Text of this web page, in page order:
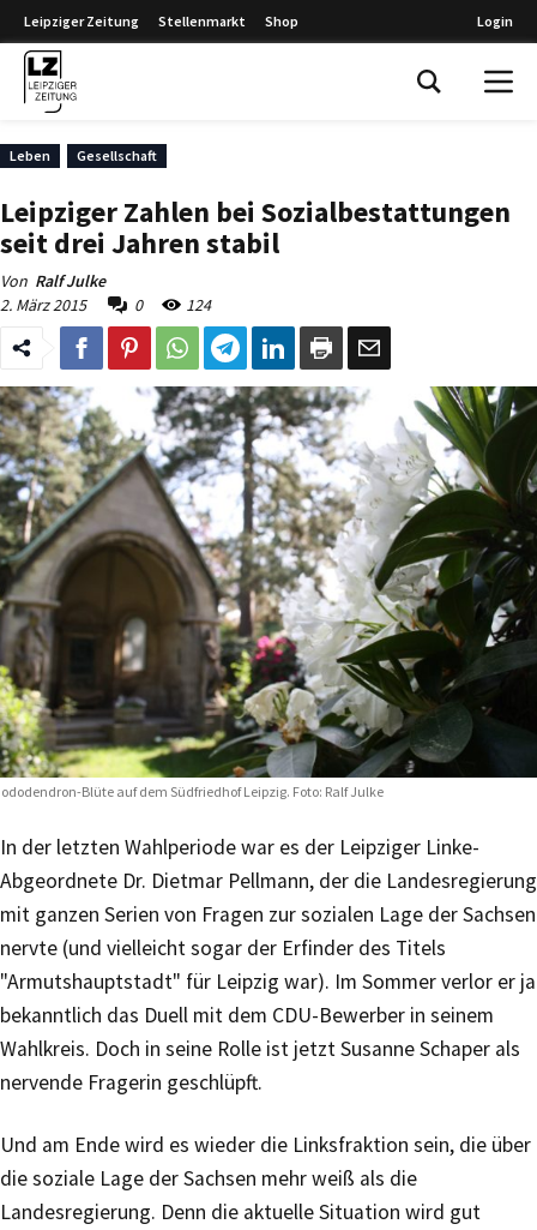
Leipziger Zeitung Stellenmarkt Shop Login
Leben Gesellschaft
Leipziger Zahlen bei Sozialbestattungen
seit drei Jahren stabil
Von Ralf Julke
2. März 2015
0 124
Blüte auf dem Südfriedhof Leipzig. Foto: Ralf Julke
In der letzten Wahlperiode war es der Leipziger Linke-
Abgeordnete Dr. Dietmar Pellmann, der die Landesregierung
mit ganzen Serien von Fragen zur sozialen Lage der Sachsen
nervte (und vielleicht sogar der Erfinder des Titels
"Armutshauptstadt" für Leipzig war). Im Sommer verlor er ja
bekanntlich das Duell mit dem CDU-Bewerber in seinem
Wahlkreis. Doch in seine Rolle ist jetzt Susanne Schaper als
nervende Fragerin geschlüpft.
Und am Ende wird es wieder die Linksfraktion sein, die über
die soziale Lage der Sachsen mehr weiß als die
Landesregierung. Denn die aktuelle Situation wird gut